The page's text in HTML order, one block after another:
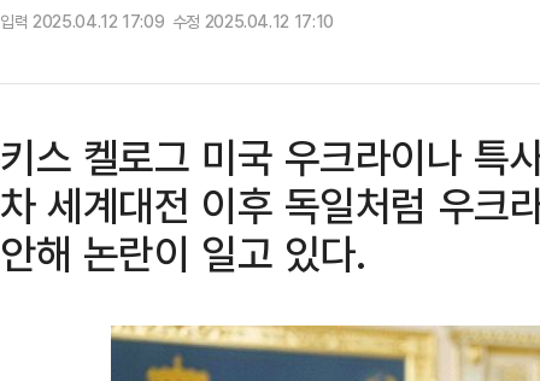
입력 2025.04.12 17:09 수정 2025.04.12 17:10
키스 켈로그 미국 우크라이나 특
차 세계대전 이후 독일처럼 우크
안해 논란이 일고 있다.